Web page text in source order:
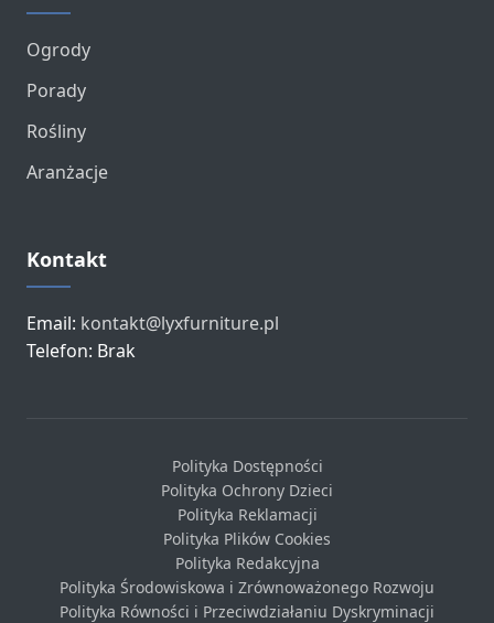
Ogrody
Porady
Rośliny
Aranżacje
Kontakt
Email: kontakt@lyxfurniture.pl
Telefon: Brak
Polityka Dostępności
Polityka Ochrony Dzieci
Polityka Reklamacji
Polityka Plików Cookies
Polityka Redakcyjna
Polityka Środowiskowa i Zrównoważonego Rozwoju
Polityka Równości i Przeciwdziałaniu Dyskryminacji